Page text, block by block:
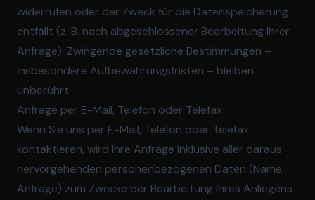
widerrufen oder der Zweck für die Datenspeicherung
entfällt (z. B. nach abgeschlossener Bearbeitung Ihrer
Anfrage). Zwingende gesetzliche Bestimmungen –
insbesondere Aufbewahrungsfristen – bleiben
unberührt.
Anfrage per E-Mail, Telefon oder Telefax
Wenn Sie uns per E-Mail, Telefon oder Telefax
kontaktieren, wird Ihre Anfrage inklusive aller daraus
hervorgehenden personenbezogenen Daten (Name,
Anfrage) zum Zwecke der Bearbeitung Ihres Anliegens